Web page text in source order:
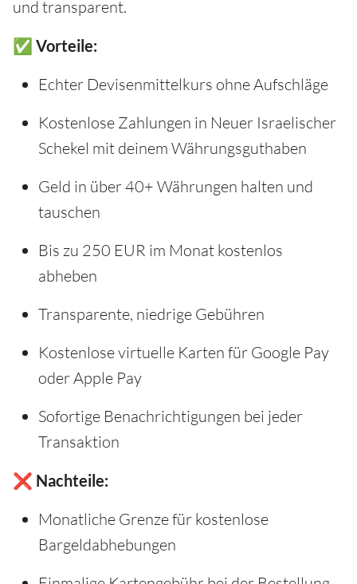
und transparent.
✅ Vorteile:
Echter Devisenmittelkurs ohne Aufschläge
Kostenlose Zahlungen in Neuer Israelischer
Schekel mit deinem Währungsguthaben
Geld in über 40+ Währungen halten und
tauschen
Bis zu 250 EUR im Monat kostenlos
abheben
Transparente, niedrige Gebühren
Kostenlose virtuelle Karten für Google Pay
oder Apple Pay
Sofortige Benachrichtigungen bei jeder
Transaktion
❌ Nachteile:
Monatliche Grenze für kostenlose
Bargeldabhebungen